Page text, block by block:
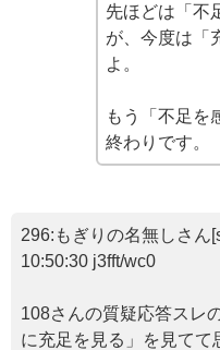
先ほどは「不
が、今度は「
よ。
もう「不足を
終わりです。
296:もぎりの名無しさん
10:50:30 j3fft/wc0
108さんの質疑応答スレ
に充足を見る」を見てて